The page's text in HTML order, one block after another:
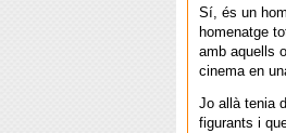
Sí, és un
homenatge
amb aquells
cinema en
Jo allà tenia
figurants i